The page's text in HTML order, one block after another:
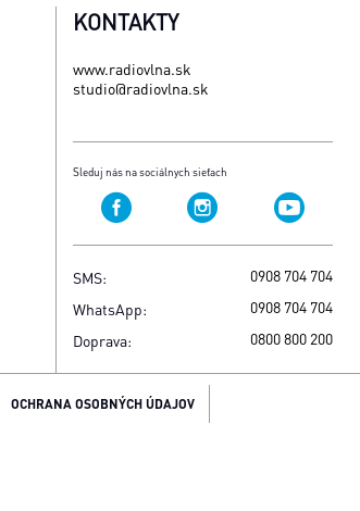
KONTAKTY
www.radiovlna.sk
studio@radiovlna.sk
Sleduj nás na sociálnych sieťach
SMS:
0908 704 704
WhatsApp:
0908 704 704
Doprava:
0800 800 200
OCHRANA OSOBNÝCH ÚDAJOV